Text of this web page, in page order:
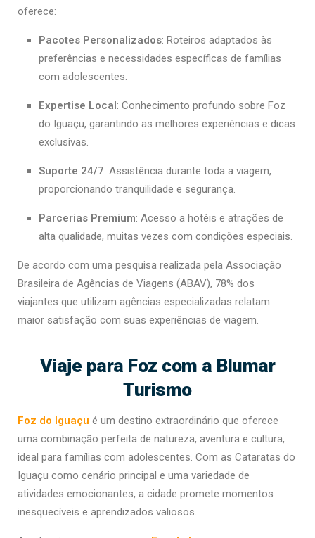
oferece:
Pacotes Personalizados: Roteiros adaptados às
preferências e necessidades específicas de famílias
com adolescentes.
Expertise Local: Conhecimento profundo sobre Foz
do Iguaçu, garantindo as melhores experiências e dicas
exclusivas.
Suporte 24/7: Assistência durante toda a viagem,
proporcionando tranquilidade e segurança.
Parcerias Premium: Acesso a hotéis e atrações de
alta qualidade, muitas vezes com condições especiais.
De acordo com uma pesquisa realizada pela Associação
Brasileira de Agências de Viagens (ABAV), 78% dos
viajantes que utilizam agências especializadas relatam
maior satisfação com suas experiências de viagem.
Viaje para Foz com a Blumar
Turismo
Foz do Iguaçu é um destino extraordinário que oferece
uma combinação perfeita de natureza, aventura e cultura,
ideal para famílias com adolescentes. Com as Cataratas do
Iguaçu como cenário principal e uma variedade de
atividades emocionantes, a cidade promete momentos
inesquecíveis e aprendizados valiosos.